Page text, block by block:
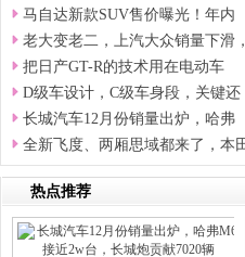
马自达新款SUV售价曝光！年内
老大变老二，上汽大众销量下滑，
把日产GT-R的技术用在电动车
D级车设计，C级车身段，关键还
长城汽车12月份销量出炉，哈弗
全新飞度、两厢思域都来了，本
热点推荐